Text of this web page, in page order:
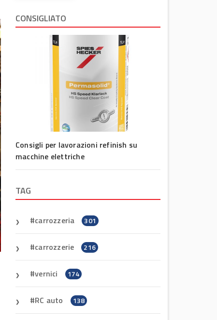
CONSIGLIATO
Consigli per lavorazioni refinish su
macchine elettriche
TAG
carrozzeria 301
carrozzerie 216
vernici 174
RC auto 138